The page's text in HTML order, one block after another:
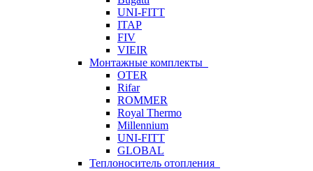
UNI-FITT
ITAP
FIV
VIEIR
Монтажные комплекты
OTER
Rifar
ROMMER
Royal Thermo
Millennium
UNI-FITT
GLOBAL
Теплоноситель отопления